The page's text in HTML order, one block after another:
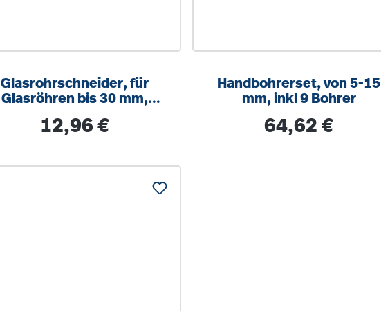
Glasrohrschneider, für
Glasröhren bis 30 mm,
Regulärer Preis:
12,96 €
Handbohrerset, von 5-15
mm, inkl 9 Bohrer
Regulärer Preis:
64,62 €